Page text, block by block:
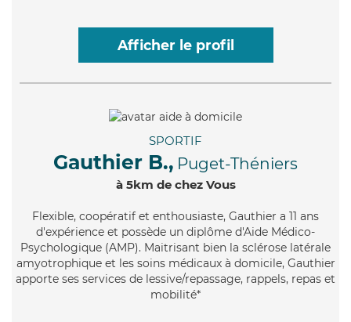
Afficher le profil
SPORTIF
Gauthier B., Puget-Théniers
à 5km de chez Vous
Flexible, coopératif et enthousiaste, Gauthier a 11 ans
d'expérience et possède un diplôme d'Aide Médico-
Psychologique (AMP). Maitrisant bien la sclérose latérale
amyotrophique et les soins médicaux à domicile, Gauthier
apporte ses services de lessive/repassage, rappels, repas et
mobilité*